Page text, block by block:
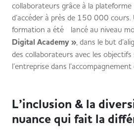
collaborateurs grâce à la
d’accéder à près de 150 000
formation a été lancé au niveau
Digital Academy », dans le but
des collaborateurs avec les
l’entreprise dans
L’inclusion & la
nuance qui fait la